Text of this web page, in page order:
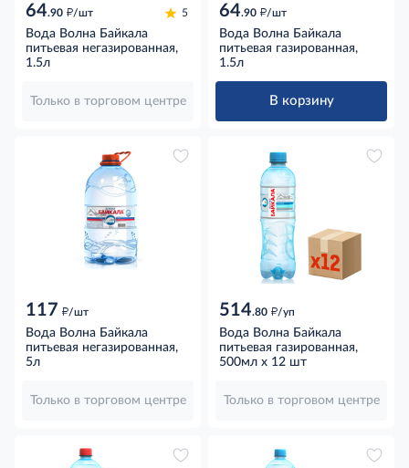
64.90 д/шт 5
Вода Волна Байкала
питьевая негазированная,
1.5л
Только в торговом центре
64.90 д/шт
Вода Волна Байкала
питьевая газированная,
1.5л
В корзину
117 д/шт
Вода Волна Байкала
питьевая негазированная,
5л
Только в торговом центре
514.80 д/уп
Вода Волна Байкала
питьевая газированная,
500мл x 12 шт
Только в торговом центре